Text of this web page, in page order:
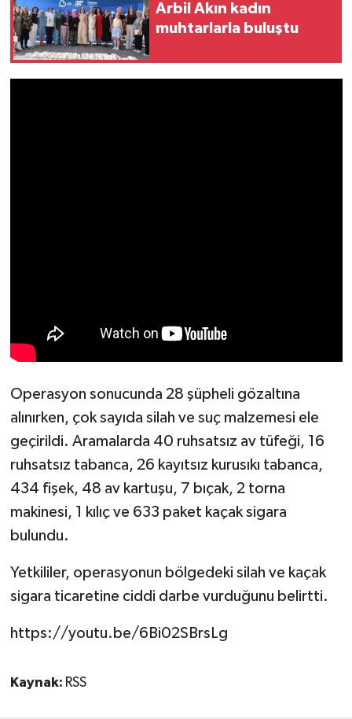
Arbil Akın kadın
muhtarlarla buluştu
Operasyon sonucunda 28 şüpheli gözaltına
alınırken, çok sayıda silah ve suç malzemesi ele
geçirildi. Aramalarda 40 ruhsatsız av tüfeği, 16
ruhsatsız tabanca, 26 kayıtsız kurusıkı tabanca,
434 fişek, 48 av kartuşu, 7 bıçak, 2 torna
makinesi, 1 kılıç ve 633 paket kaçak sigara
bulundu.
Yetkililer, operasyonun bölgedeki silah ve kaçak
sigara ticaretine ciddi darbe vurduğunu belirtti.
https://youtu.be/6Bi02SBrsLg
Kaynak: RSS